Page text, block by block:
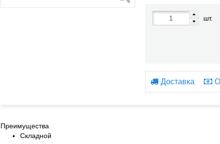
шт.
Доставка
Преимущества
Складной